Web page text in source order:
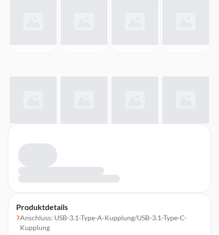
Produktdetails
Anschluss: USB-3.1-Type-A-Kupplung/USB-3.1-Type-C-
Kupplung